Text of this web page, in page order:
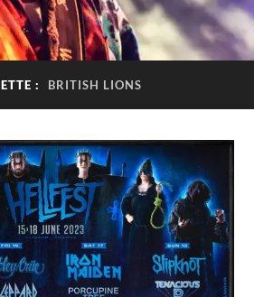
: BRITISH LIONS